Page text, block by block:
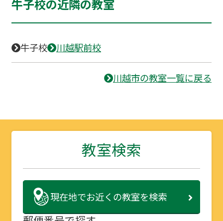
牛子校の近隣の教室
牛子校 川越駅前校
川越市の教室一覧に戻る
教室検索
現在地でお近くの教室を検索